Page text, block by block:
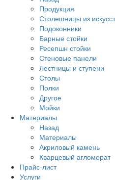
Продукция
Столешницы из
Подоконники
Барные стойки
Ресепшн стойки
Стеновые панели
Лестницы и ступени
Столы
Полки
Другое
Мойки
Материалы
Назад
Материалы
Акриловый камень
Кварцевый агломерат
Прайс-лист
Услуги